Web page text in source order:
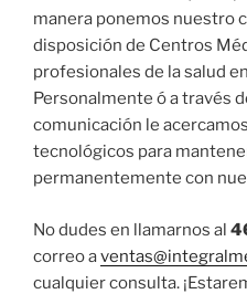
manera ponemos nuestro
disposición de Centros
profesionales de la salud
Personalmente ó a través
comunicación le
tecnológicos para
permanentemente con
No dudes en llamarnos al
correo a
cualquier consulta.